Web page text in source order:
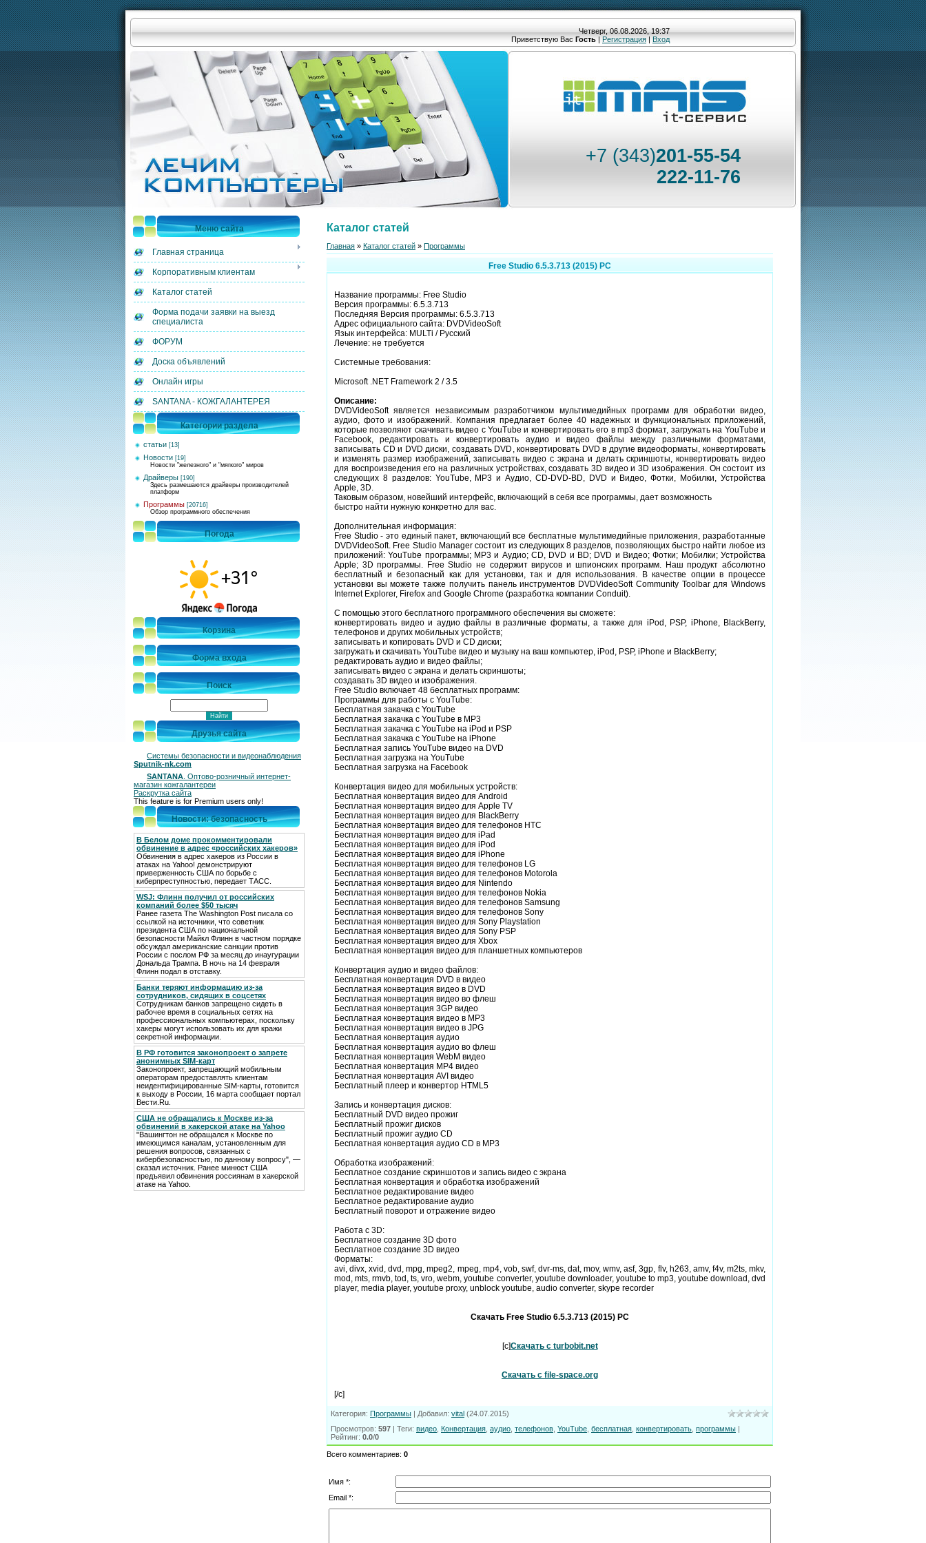
Четверг, 06.08.2026, 19:37
Приветствую Вас Гость | Регистрация | Вход
+7 (343)201-55-54
222-11-76
Меню сайта
Главная страница
Корпоративным клиентам
Каталог статей
Форма подачи заявки на выезд
специалиста
ФОРУМ
Доска объявлений
Онлайн игры
SANTANA - КОЖГАЛАНТЕРЕЯ
Категории раздела
статьи [13]
Новости [19]
Новости "железного" и "мягкого" миров
Драйверы [190]
Здесь размешаются драйверы производителей
платформ
Программы [20716]
Обзор программного обеспечения
Погода
Корзина
Форма входа
Поиск
Друзья сайта
Системы безопасности и видеонаблюдения
Sputnik-nk.com
SANTANA . Оптово-розничный интернет-
магазин кожгалантереи
Раскрутка сайта
This feature is for Premium users only!
Новости: безопасность
В Белом доме прокомментировали
обвинение в адрес «российских хакеров»
Обвинения в адрес хакеров из России в
атаках на Yahoo! демонстрируют
приверженность США по борьбе с
киберпреступностью, передает ТАСС.
WSJ: Флинн получил от российских
компаний более $50 тысяч
Ранее газета The Washington Post писала со
ссылкой на источники, что советник
президента США по национальной
безопасности Майкл Флинн в частном порядке
обсуждал американские санкции против
России с послом РФ за месяц до инаугурации
Дональда Трампа. В ночь на 14 февраля
Флинн подал в отставку.
Банки теряют информацию из-за
сотрудников, сидящих в соцсетях
Сотрудникам банков запрещено сидеть в
рабочее время в социальных сетях на
профессиональных компьютерах, поскольку
хакеры могут использовать их для кражи
секретной информации.
В РФ готовится законопроект о запрете
анонимных SIM-карт
Законопроект, запрещающий мобильным
операторам предоставлять клиентам
неидентифицированные SIM-карты, готовится
к выходу в России, 16 марта сообщает портал
Вести.Ru.
США не обращались к Москве из-за
обвинений в хакерской атаке на Yahoo
"Вашингтон не обращался к Москве по
имеющимся каналам, установленным для
решения вопросов, связанных с
кибербезопасностью, по данному вопросу", —
сказал источник. Ранее минюст США
предъявил обвинения россиянам в хакерской
атаке на Yahoo.
Каталог статей
Главная » Каталог статей » Программы
Free Studio 6.5.3.713 (2015) РС
Название программы: Free Studio
Версия программы: 6.5.3.713
Последняя Версия программы: 6.5.3.713
Адрес официального сайта: DVDVideoSoft
Язык интерфейса: MULTi / Русский
Лечение: не требуется
Системные требования:
Microsoft .NET Framework 2 / 3.5
Описание:
DVDVideoSoft является независимым разработчиком мультимедийных программ для обработки видео,
аудио, фото и изображений. Компания предлагает более 40 надежных и функциональных приложений,
которые позволяют скачивать видео с YouTube и конвертировать его в mp3 формат, загружать на YouTube и
Facebook, редактировать и конвертировать аудио и видео файлы между различными форматами,
записывать CD и DVD диски, создавать DVD, конвертировать DVD в другие видеоформаты, конвертировать
и изменять размер изображений, записывать видео с экрана и делать скриншоты, конвертировать видео
для воспроизведения его на различных устройствах, создавать 3D видео и 3D изображения. Он состоит из
следующих 8 разделов: YouTube, MP3 и Аудио, CD-DVD-BD, DVD и Видео, Фотки, Мобилки, Устройства
Apple, 3D.
Таковым образом, новейший интерфейс, включающий в себя все программы, дает возможность
быстро найти нужную конкретно для вас.
Дополнительная информация:
Free Studio - это единый пакет, включающий все бесплатные мультимедийные приложения, разработанные
DVDVideoSoft. Free Studio Manager состоит из следующих 8 разделов, позволяющих быстро найти любое из
приложений: YouTube программы; MP3 и Аудио; CD, DVD и BD; DVD и Видео; Фотки; Мобилки; Устройства
Apple; 3D программы. Free Studio не содержит вирусов и шпионских программ. Наш продукт абсолютно
бесплатный и безопасный как для установки, так и для использования. В качестве опции в процессе
установки вы можете также получить панель инструментов DVDVideoSoft Community Toolbar для Windows
Internet Explorer, Firefox and Google Chrome (разработка компании Conduit).
С помощью этого бесплатного программного обеспечения вы сможете:
конвертировать видео и аудио файлы в различные форматы, а также для iPod, PSP, iPhone, BlackBerry,
телефонов и других мобильных устройств;
записывать и копировать DVD и CD диски;
загружать и скачивать YouTube видео и музыку на ваш компьютер, iPod, PSP, iPhone и BlackBerry;
редактировать аудио и видео файлы;
записывать видео с экрана и делать скриншоты;
создавать 3D видео и изображения.
Free Studio включает 48 бесплатных программ:
Программы для работы с YouTube:
Бесплатная закачка с YouTube
Бесплатная закачка с YouTube в MP3
Бесплатная закачка с YouTube на iPod и PSP
Бесплатная закачка с YouTube на iPhone
Бесплатная запись YouTube видео на DVD
Бесплатная загрузка на YouTube
Бесплатная загрузка на Facebook
Конвертация видео для мобильных устройств:
Бесплатная конвертация видео для Android
Бесплатная конвертация видео для Apple TV
Бесплатная конвертация видео для BlackBerry
Бесплатная конвертация видео для телефонов HTC
Бесплатная конвертация видео для iPad
Бесплатная конвертация видео для iPod
Бесплатная конвертация видео для iPhone
Бесплатная конвертация видео для телефонов LG
Бесплатная конвертация видео для телефонов Motorola
Бесплатная конвертация видео для Nintendo
Бесплатная конвертация видео для телефонов Nokia
Бесплатная конвертация видео для телефонов Samsung
Бесплатная конвертация видео для телефонов Sony
Бесплатная конвертация видео для Sony Playstation
Бесплатная конвертация видео для Sony PSP
Бесплатная конвертация видео для Xbox
Бесплатная конвертация видео для планшетных компьютеров
Конвертация аудио и видео файлов:
Бесплатная конвертация DVD в видео
Бесплатная конвертация видео в DVD
Бесплатная конвертация видео во флеш
Бесплатная конвертация 3GP видео
Бесплатная конвертация видео в MP3
Бесплатная конвертация видео в JPG
Бесплатная конвертация аудио
Бесплатная конвертация аудио во флеш
Бесплатная конвертация WebM видео
Бесплатная конвертация MP4 видео
Бесплатная конвертация AVI видео
Бесплатный плеер и конвертор HTML5
Запись и конвертация дисков:
Бесплатный DVD видео прожиг
Бесплатный прожиг дисков
Бесплатный прожиг аудио CD
Бесплатная конвертация аудио CD в MP3
Обработка изображений:
Бесплатное создание скриншотов и запись видео с экрана
Бесплатная конвертация и обработка изображений
Бесплатное редактирование видео
Бесплатное редактирование аудио
Бесплатный поворот и отражение видео
Работа с 3D:
Бесплатное создание 3D фото
Бесплатное создание 3D видео
Форматы:
avi, divx, xvid, dvd, mpg, mpeg2, mpeg, mp4, vob, swf, dvr-ms, dat, mov, wmv, asf, 3gp, flv, h263, amv, f4v, m2ts, mkv,
mod, mts, rmvb, tod, ts, vro, webm, youtube converter, youtube downloader, youtube to mp3, youtube download, dvd
player, media player, youtube proxy, unblock youtube, audio converter, skype recorder
Скачать Free Studio 6.5.3.713 (2015) РС
[c]Скачать с turbobit.net
Скачать с file-space.org
[/c]
Категория: Программы Добавил: vital (24.07.2015)
Просмотров: 597 Теги: видео Конвертация аудио телефонов YouTube бесплатная конвертировать программы
Рейтинг: 0.0/0
Всего комментариев: 0
Имя *:
Email *: